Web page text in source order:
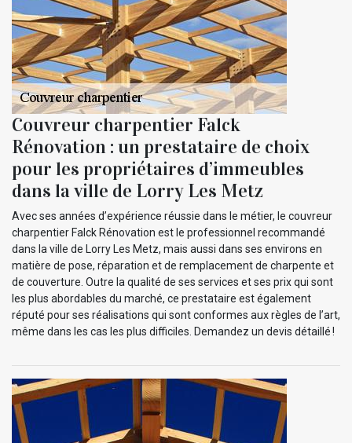
Couvreur charpentier Falck
Rénovation : un prestataire de choix
pour les propriétaires d’immeubles
dans la ville de Lorry Les Metz
Avec ses années d’expérience réussie dans le métier, le couvreur
charpentier Falck Rénovation est le professionnel recommandé
dans la ville de Lorry Les Metz, mais aussi dans ses environs en
matière de pose, réparation et de remplacement de charpente et
de couverture. Outre la qualité de ses services et ses prix qui sont
les plus abordables du marché, ce prestataire est également
réputé pour ses réalisations qui sont conformes aux règles de l’art,
même dans les cas les plus difficiles. Demandez un devis détaillé !